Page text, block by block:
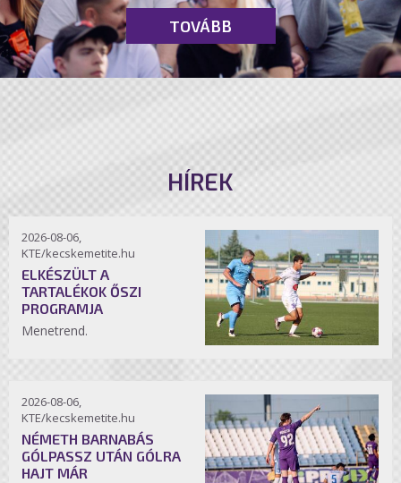
TOVÁBB
HÍREK
2026-08-06,
KTE/kecskemetite.hu
ELKÉSZÜLT A
TARTALÉKOK ŐSZI
PROGRAMJA
Menetrend.
2026-08-06,
KTE/kecskemetite.hu
NÉMETH BARNABÁS
GÓLPASSZ UTÁN GÓLRA
HAJT MÁR